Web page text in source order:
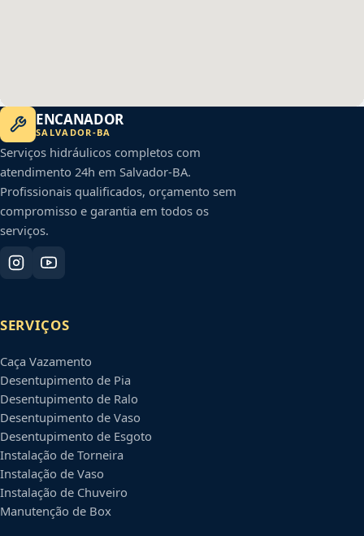
ENCANADOR
SALVADOR-BA
Serviços hidráulicos completos com
atendimento 24h em Salvador-BA.
Profissionais qualificados, orçamento sem
compromisso e garantia em todos os
serviços.
SERVIÇOS
Caça Vazamento
Desentupimento de Pia
Desentupimento de Ralo
Desentupimento de Vaso
Desentupimento de Esgoto
Instalação de Torneira
Instalação de Vaso
Instalação de Chuveiro
Manutenção de Box